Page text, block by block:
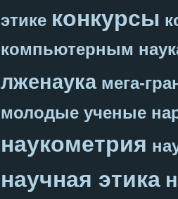
этике конкурсы
компьютерным
лженаука мега-
молодые ученые
наукометрия
научная этика